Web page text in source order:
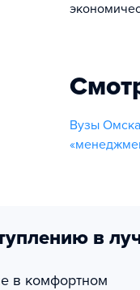
Вузы
в
в комфортном